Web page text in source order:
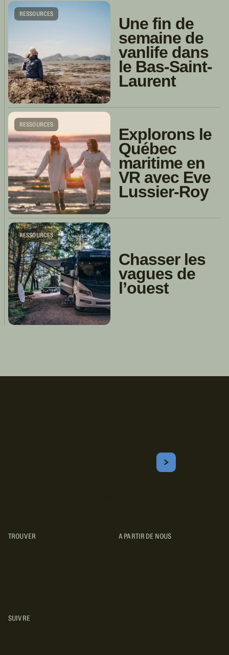
RESSOURCES
Une fin de
semaine de
vanlife dans
le Bas-Saint-
Laurent
RESSOURCES
Explorons le
Québec
maritime en
VR avec Eve
Lussier-Roy
RESSOURCES
Chasser les
vagues de
l’ouest
S'ABONNER
SUIVRE
TROUVER
A PARTIR DE NOUS